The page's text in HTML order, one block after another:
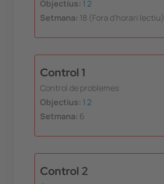
Objectius: 1 2
Setmana: 18 (Fora d'horari lectiu)
Control 1
Control de problemes
Objectius: 1 2
Setmana: 6
Control 2